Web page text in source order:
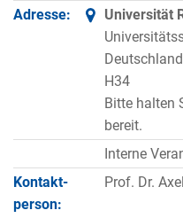
Adresse:
Universität
Deutschland
H34
Bitte halten
bereit.
Interne
Kontakt­
person:
Prof. Dr.